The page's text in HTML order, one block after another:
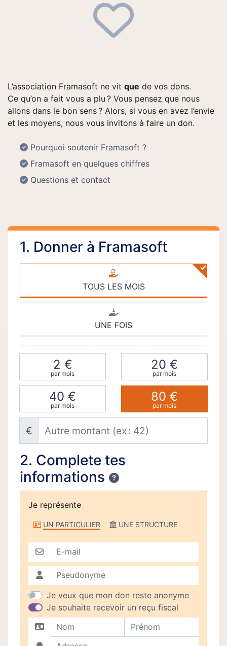
L’association Framasoft ne vit que de vos dons.
Ce qu’on a fait vous a plu ? Vous pensez que nous
allons dans le bon sens ? Alors, si vous en avez l’envie
et les moyens, nous vous invitons à faire un don.
Pourquoi soutenir Framasoft ?
Framasoft en quelques chiffres
Questions et contact
1. Donner à Framasoft
TOUS LES MOIS
UNE FOIS
2 €
par mois
20 €
par mois
40 €
par mois
80 €
par mois
Autre montant (ex : 42)
€
2. Complete tes
informations
Confidentialité
Je représente
Je représente
UN PARTICULIER UNE STRUCTURE
E-mail
Pseudonyme
Je veux que mon don reste anonyme
Je souhaite recevoir un reçu fiscal
Nom
Prénom